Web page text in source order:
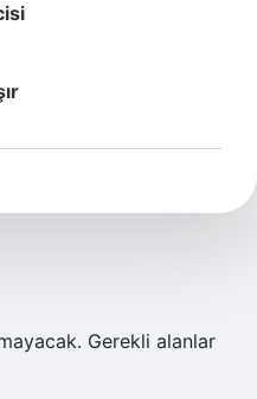
Gerekli alanlar